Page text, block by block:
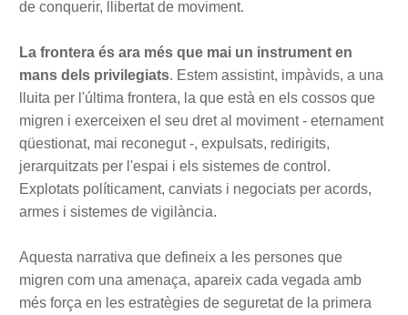
de conquerir, llibertat de moviment.
La frontera és ara més que mai un instrument en
mans dels privilegiats. Estem assistint, impàvids, a una
lluita per l'última frontera, la que està en els cossos que
migren i exerceixen el seu dret al moviment - eternament
qüestionat, mai reconegut -, expulsats, redirigits,
jerarquitzats per l'espai i els sistemes de control.
Explotats políticament, canviats i negociats per acords,
armes i sistemes de vigilància.
Aquesta narrativa que defineix a les persones que
migren com una amenaça, apareix cada vegada amb
més força en les estratègies de seguretat de la primera